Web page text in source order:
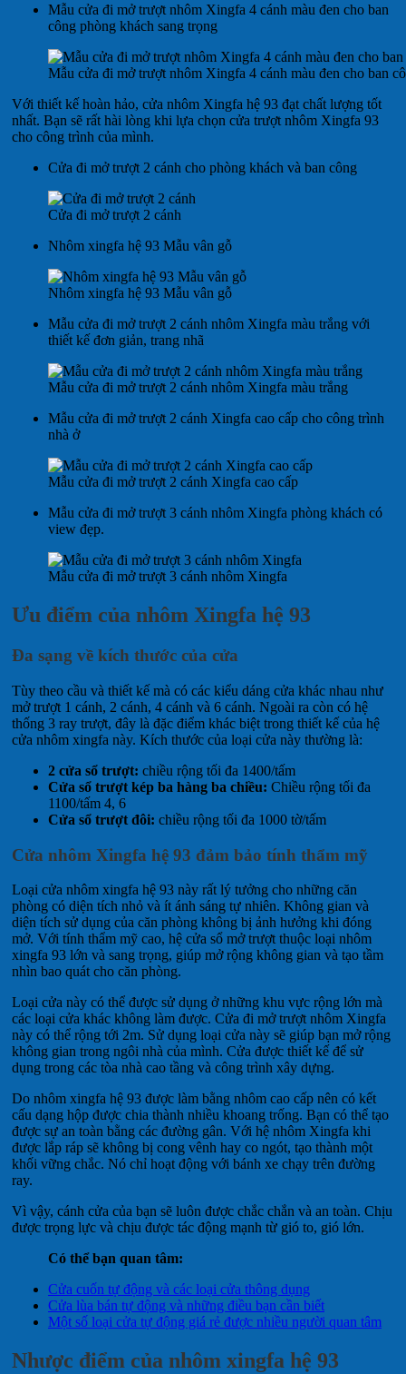
Mẫu cửa đi mở trượt nhôm Xingfa 4 cánh màu đen cho ban
công phòng khách sang trọng
Mẫu cửa đi mở trượt nhôm Xingfa 4 cánh màu đen cho ban
Với thiết kế hoàn hảo, cửa nhôm Xingfa hệ 93 đạt chất lượng tốt
nhất. Bạn sẽ rất hài lòng khi lựa chọn cửa trượt nhôm Xingfa 93
cho công trình của mình.
Cửa đi mở trượt 2 cánh cho phòng khách và ban công
Cửa đi mở trượt 2 cánh
Nhôm xingfa hệ 93 Mẫu vân gỗ
Nhôm xingfa hệ 93 Mẫu vân gỗ
Mẫu cửa đi mở trượt 2 cánh nhôm Xingfa màu trắng với
thiết kế đơn giản, trang nhã
Mẫu cửa đi mở trượt 2 cánh nhôm Xingfa màu trắng
Mẫu cửa đi mở trượt 2 cánh Xingfa cao cấp cho công trình
nhà ở
Mẫu cửa đi mở trượt 2 cánh Xingfa cao cấp
Mẫu cửa đi mở trượt 3 cánh nhôm Xingfa phòng khách có
view đẹp.
Mẫu cửa đi mở trượt 3 cánh nhôm Xingfa
Ưu điểm của nhôm Xingfa hệ 93
Đa sạng về kích thước của cửa
Tùy theo cầu và thiết kế mà có các kiểu dáng cửa khác nhau như
mở trượt 1 cánh, 2 cánh, 4 cánh và 6 cánh. Ngoài ra còn có hệ
thống 3 ray trượt, đây là đặc điểm khác biệt trong thiết kế của hệ
cửa nhôm xingfa này. Kích thước của loại cửa này thường là:
2 cửa sổ trượt: chiều rộng tối đa 1400/tấm
Cửa sổ trượt kép ba hàng ba chiều: Chiều rộng tối đa
1100/tấm 4, 6
Cửa sổ trượt đôi: chiều rộng tối đa 1000 tờ/tấm
Cửa nhôm Xingfa hệ 93 đảm bảo tính thẩm mỹ
Loại cửa nhôm xingfa hệ 93 này rất lý tưởng cho những căn
phòng có diện tích nhỏ và ít ánh sáng tự nhiên. Không gian và
diện tích sử dụng của căn phòng không bị ảnh hưởng khi đóng
mở. Với tính thẩm mỹ cao, hệ cửa sổ mở trượt thuộc loại nhôm
xingfa 93 lớn và sang trọng, giúp mở rộng không gian và tạo tầm
nhìn bao quát cho căn phòng.
Loại cửa này có thể được sử dụng ở những khu vực rộng lớn mà
các loại cửa khác không làm được. Cửa đi mở trượt nhôm Xingfa
này có thể rộng tới 2m. Sử dụng loại cửa này sẽ giúp bạn mở rộng
không gian trong ngôi nhà của mình. Cửa được thiết kế để sử
dụng trong các tòa nhà cao tầng và công trình xây dựng.
Do nhôm xingfa hệ 93 được làm bằng nhôm cao cấp nên có kết
cấu dạng hộp được chia thành nhiều khoang trống. Bạn có thể tạo
được sự an toàn bằng các đường gân. Với hệ nhôm Xingfa khi
được lắp ráp sẽ không bị cong vênh hay co ngót, tạo thành một
khối vững chắc. Nó chỉ hoạt động với bánh xe chạy trên đường
ray.
Vì vậy, cánh cửa của bạn sẽ luôn được chắc chắn và an toàn. Chịu
được trọng lực và chịu được tác động mạnh từ gió to, gió lớn.
Có thể bạn quan tâm:
Cửa cuốn tự động và các loại cửa thông dụng
Cửa lùa bán tự động và những điều bạn cần biết
Một số loại cửa tự động giá rẻ được nhiều người quan tâm
Nhược điểm của nhôm xingfa hệ 93